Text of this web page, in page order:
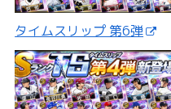
タイムスリップ 第6弾